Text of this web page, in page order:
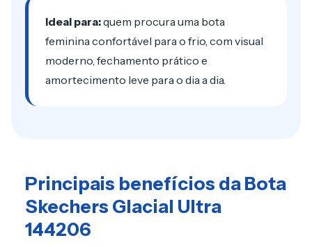
Ideal para:quem procura uma bota
feminina confortável para o frio, com visual
moderno, fechamento prático e
amortecimento leve para o dia a dia.
Principais benefícios da Bota
Skechers Glacial Ultra
144206